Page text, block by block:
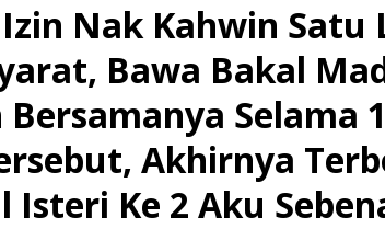
Nak Kahwin Satu
Bawa Bakal
Selama
Akhirnya
Isteri Ke 2 Aku